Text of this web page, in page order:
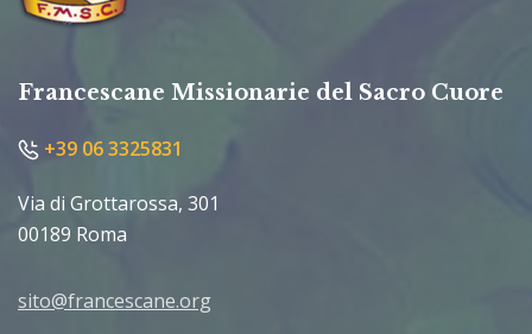
Francescane Missionarie del Sacro Cuore
+39 06 3325831
Via di Grottarossa, 301
00189 Roma
sito@francescane.org